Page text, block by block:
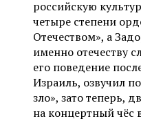
российскую
четыре степени
Отечеством», а
именно отечеству
его поведение
Израиль, озвучил
зло», зато теперь,
на концертный чёс